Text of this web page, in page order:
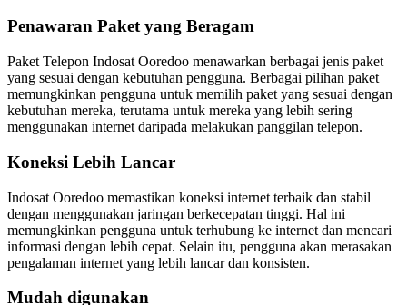
Penawaran Paket yang Beragam
Paket Telepon Indosat Ooredoo menawarkan berbagai jenis paket
yang sesuai dengan kebutuhan pengguna. Berbagai pilihan paket
memungkinkan pengguna untuk memilih paket yang sesuai dengan
kebutuhan mereka, terutama untuk mereka yang lebih sering
menggunakan internet daripada melakukan panggilan telepon.
Koneksi Lebih Lancar
Indosat Ooredoo memastikan koneksi internet terbaik dan stabil
dengan menggunakan jaringan berkecepatan tinggi. Hal ini
memungkinkan pengguna untuk terhubung ke internet dan mencari
informasi dengan lebih cepat. Selain itu, pengguna akan merasakan
pengalaman internet yang lebih lancar dan konsisten.
Mudah digunakan